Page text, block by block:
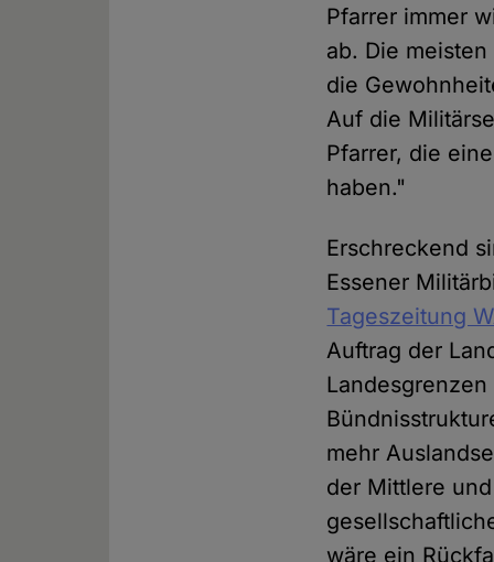
Pfarrer immer
ab. Die
die
Auf die
Pfarrer, die
haben."
Erschreckend
Essener
Tageszeitung
Auftrag der
mehr
der Mittlere
wäre ein